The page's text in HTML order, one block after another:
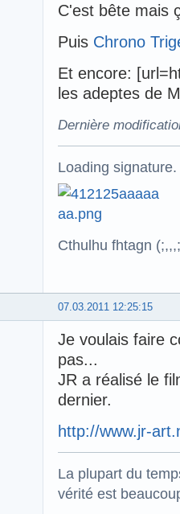
C'est bête mais
Puis Chrono
Et encore:
les adeptes de
Dernière
Loading signature.
Cthulhu fhtagn
07.03.2011 12:25:15
Je voulais faire
pas...
JR a réalisé le
dernier.
http://www.jr-
La plupart du
vérité est